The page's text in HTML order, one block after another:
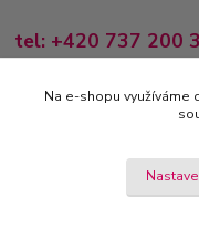
tel: +420 737 200
Pondělí-Pátek: 8 - 17 hodin
obchod@e-sporting.cz
Na e-shopu využíváme